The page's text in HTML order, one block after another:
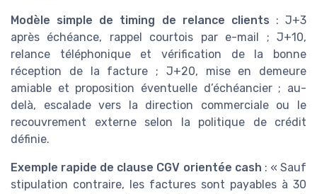
Modèle simple de timing de relance clients : J+3
après échéance, rappel courtois par e-mail ; J+10,
relance téléphonique et vérification de la bonne
réception de la facture ; J+20, mise en demeure
amiable et proposition éventuelle d’échéancier ; au-
delà, escalade vers la direction commerciale ou le
recouvrement externe selon la politique de crédit
définie.
Exemple rapide de clause CGV orientée cash : « Sauf
stipulation contraire, les factures sont payables à 30